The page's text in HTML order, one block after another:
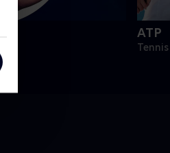
ATP
Tennis